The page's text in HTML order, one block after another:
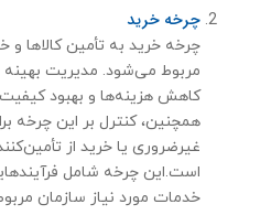
چرخه خرید
چرخه خرید به تأمین کالاها و
مربوط می‌شود. مدیریت بهینه
کاهش هزینه‌ها و بهبود
همچنین، کنترل بر این چرخه
غیرضروری یا خرید از
است.این چرخه شامل
خدمات مورد نیاز سازمان